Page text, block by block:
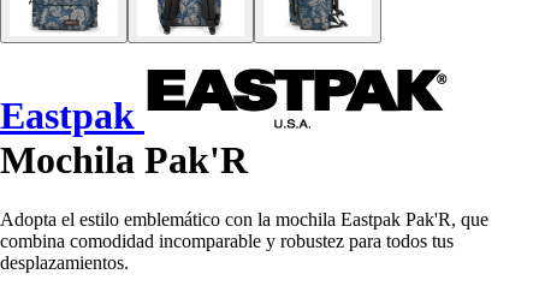
Eastpak
Mochila Pak'R
Adopta el estilo emblemático con la mochila Eastpak Pak'R, que
combina comodidad incomparable y robustez para todos tus
desplazamientos.